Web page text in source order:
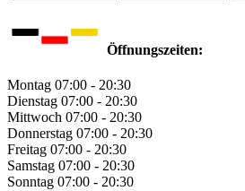
Öffnungszeiten:
Montag 07:00 - 20:30
Dienstag 07:00 - 20:30
Mittwoch 07:00 - 20:30
Donnerstag 07:00 - 20:30
Freitag 07:00 - 20:30
Samstag 07:00 - 20:30
Sonntag 07:00 - 20:30